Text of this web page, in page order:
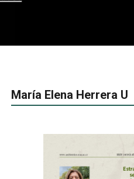
María Elena Herrera U